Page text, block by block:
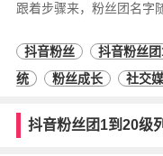
跟着步骤来，粉丝团名字
抖音粉丝 抖音粉丝
统
粉丝成长 社交
抖音粉丝团1到20级